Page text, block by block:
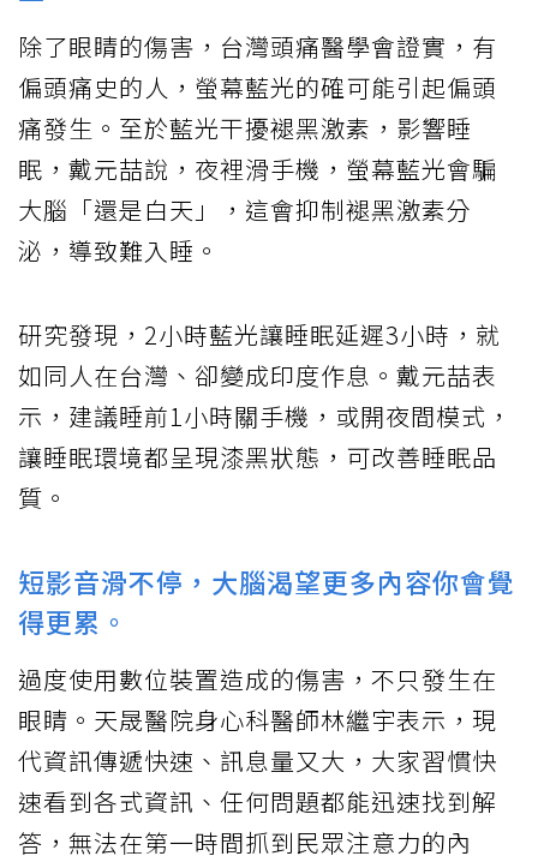
除了眼睛的傷害，台灣頭痛醫學會證實，有
偏頭痛史的人，螢幕藍光的確可能引起偏頭
痛發生。至於藍光干擾褪黑激素，影響睡
眠，戴元喆說，夜裡滑手機，螢幕藍光會騙
大腦「還是白天」，這會抑制褪黑激素分
泌，導致難入睡。
研究發現，2小時藍光讓睡眠延遲3小時，就
如同人在台灣、卻變成印度作息。戴元喆表
示，建議睡前1小時關手機，或開夜間模式，
讓睡眠環境都呈現漆黑狀態，可改善睡眠品
質。
短影音滑不停，大腦渴望更多內容你會覺
得更累。
過度使用數位裝置造成的傷害，不只發生在
眼睛。天晟醫院身心科醫師林繼宇表示，現
代資訊傳遞快速、訊息量又大，大家習慣快
速看到各式資訊、任何問題都能迅速找到解
答，無法在第一時間抓到民眾注意力的內